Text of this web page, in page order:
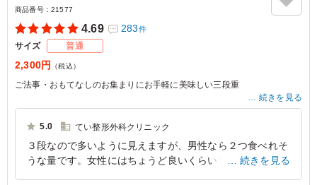
商品番号： 21577
4.69 283件
サイズ 普通
2,300円 （税込）
ご法事・おもてなしのお集まりにお手軽に美味しい三段重
※仕入れ状況によって、ご飯の具材が変更になります。
続きを見る
5.0 てい整形外科クリニック
３段なので多いように見えますが、男性なら２つ食べれそ
うな量です。女性にはちょうど良いくらいですが、美味し
続きを見る